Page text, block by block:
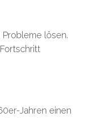
lösen.
Jahren einen